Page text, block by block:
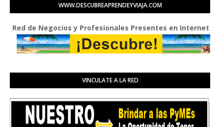
WWW.DESCUBREAPRENDEYVIAJA.COM
Negocios y Profesionales Presentes en Internet
VINCULATE A LA RED